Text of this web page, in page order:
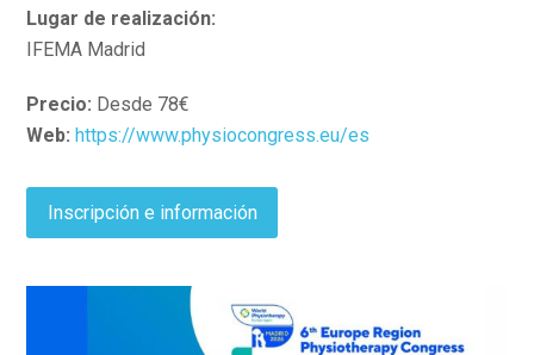
Lugar de realización:
IFEMA Madrid
Precio: Desde 78€
Web: https://www.physiocongress.eu/es
Inscripción e información